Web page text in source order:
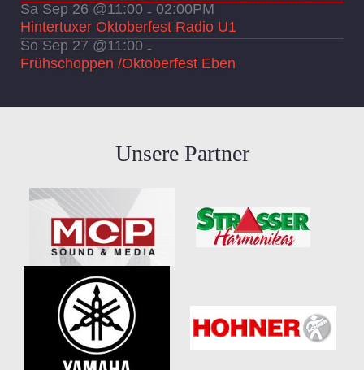
Sa Sep 26 @11:00 - 02:00PM
Hintertuxer Oktoberfest Radio U1
So Sep 27 @11:00 -
Frühschoppen /Oktoberfest Eben
Unsere Partner